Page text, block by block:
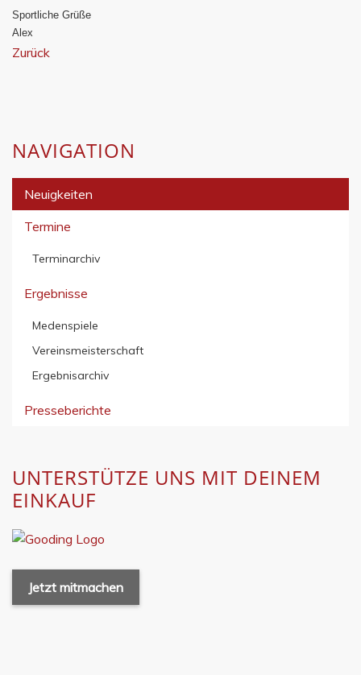
Sportliche Grüße
Alex
Zurück
NAVIGATION
Neuigkeiten
Termine
Terminarchiv
Ergebnisse
Medenspiele
Vereinsmeisterschaft
Ergebnisarchiv
Presseberichte
UNTERSTÜTZE UNS MIT DEINEM
EINKAUF
Jetzt mitmachen